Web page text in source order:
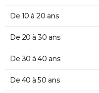
De 10 à 20 ans
De 20 à 30 ans
De 30 à 40 ans
De 40 à 50 ans